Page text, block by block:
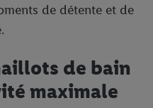
de détente et de
de bain
maximale
autoriser uniquement
En cliquant sur «
de plus amples
des données et votre
à tout moment avec effet